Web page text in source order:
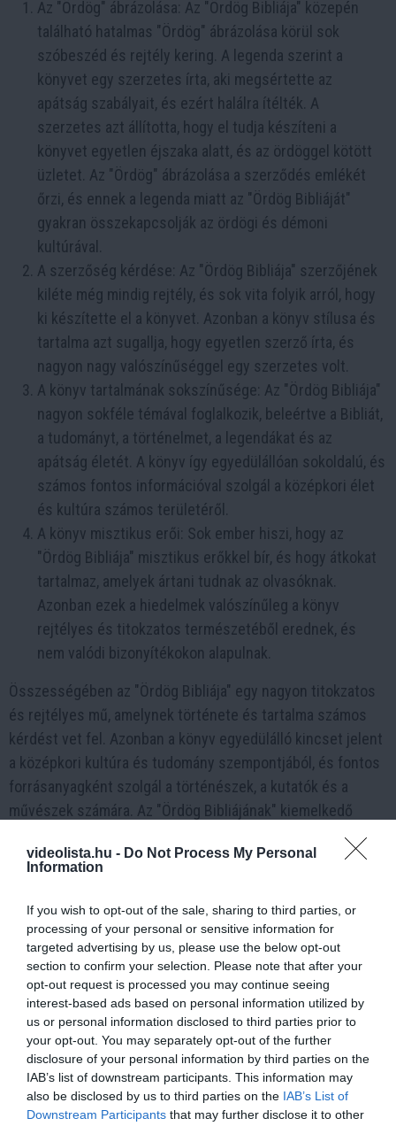
videolista.hu - Do Not Process My Personal
Information
If you wish to opt-out of the sale, sharing to third parties, or
processing of your personal or sensitive information for
targeted advertising by us, please use the below opt-out
section to confirm your selection. Please note that after your
opt-out request is processed you may continue seeing
interest-based ads based on personal information utilized by
us or personal information disclosed to third parties prior to
your opt-out. You may separately opt-out of the further
disclosure of your personal information by third parties on the
IAB’s list of downstream participants. This information may
also be disclosed by us to third parties on the IAB’s List of
Downstream Participants that may further disclose it to other
Az "Ördög" ábrázolása: Az "Ördög Bibliája" közepén
található hatalmas "Ördög" ábrázolása körül sok
szóbeszéd és rejtély kering. A legenda szerint a
könyvet egy szerzetes írta, aki megsértette az
apátság szabályait, és ezért halálra ítélték. A
szerzetes azt állította, hogy el tudja készíteni a
könyvet egyetlen éjszaka alatt, és az ördöggel kötött
üzletet. Az "Ördög" ábrázolása a szerződés emlékét
őrzi, és ennek a legenda miatt az "Ördög Bibliáját"
gyakran összekapcsolják az ördögi és démoni
kultúrával.
A szerzőség kérdése: Az "Ördög Bibliája" szerzőjének
kiléte még mindig rejtély, és sok vita folyik arról, hogy
ki készítette el a könyvet. Azonban a könyv stílusa és
tartalma azt sugallja, hogy egyetlen szerző írta, és
nagyon nagy valószínűséggel egy szerzetes volt.
A könyv tartalmának sokszínűsége: Az "Ördög Bibliája"
nagyon sokféle témával foglalkozik, beleértve a Bibliát,
a tudományt, a történelmet, a legendákat és az
apátság életét. A könyv így egyedülállóan sokoldalú, és
számos fontos információval szolgál a középkori élet
és kultúra számos területéről.
A könyv misztikus erői: Sok ember hiszi, hogy az
"Ördög Bibliája" misztikus erőkkel bír, és hogy átkokat
tartalmaz, amelyek ártani tudnak az olvasóknak.
Azonban ezek a hiedelmek valószínűleg a könyv
rejtélyes és titokzatos természetéből erednek, és
nem valódi bizonyítékokon alapulnak.
Összességében az "Ördög Bibliája" egy nagyon titokzatos
és rejtélyes mű, amelynek története és tartalma számos
kérdést vet fel. Azonban a könyv egyedülálló kincset jelent
a középkori kultúra és tudomány szempontjából, és fontos
forrásanyagként szolgál a történészek, a kutatók és a
művészek számára. Az "Ördög Bibliájának" kiemelkedő
kódexkészítés területén is, és ma már a világ egyik
Bár az "Ördög Bibliájának" sok titka és rejtélye van, az
elmúlt évtizedekben a modern technológiák segítségével a
kutatók egyre többet tudnak feltárni a könyv eredetéről,
szerzőjéről, tartalmáról és rejtélyeiről. Ezért továbbra is
nagy érdeklődés övezi az "Ördög Bibliáját", és a kutatók és
a történészek további kutatásokat végeznek annak
érdekében, hogy teljesen megértsék a könyv titokzatos és
misztikus világát.